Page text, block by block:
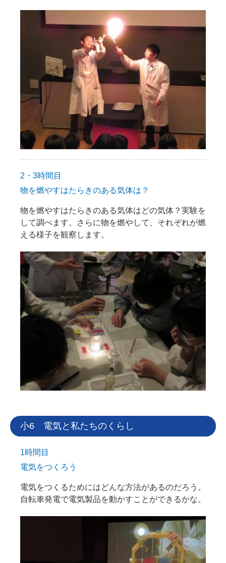
2・3時間目
物を燃やすはたらきのある気体は？
物を燃やすはたらきのある気体はどの気体？実験を
して調べます。さらに物を燃やして、それぞれが燃
える様子を観察します。
小6 電気と私たちのくらし
1時間目
電気をつくろう
電気をつくるためにはどんな方法があるのだろう。
自転車発電で電気製品を動かすことができるかな。